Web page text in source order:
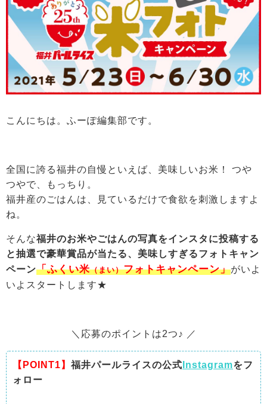
こんにちは。ふーぽ編集部です。
全国に誇る福井の自慢といえば、美味しいお米！ つや
つやで、もっちり。
福井産のごはんは、見ているだけで食欲を刺激しますよ
ね。
そんな福井のお米やごはんの写真をインスタに投稿する
と抽選で豪華賞品が当たる、美味しすぎるフォトキャン
ペーン「ふくい米（まい）フォトキャンペーン」がいよ
いよスタートします★
＼応募のポイントは2つ♪ ／
【POINT1 】 福井パールライスの公式 Instagramをフ
ォロー